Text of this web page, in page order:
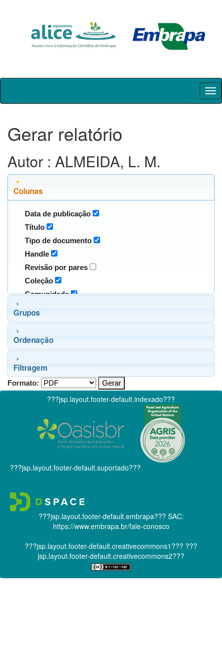
Skip
Gerar relatório
Autor : ALMEIDA, L. M.
Colunas
Data de publicação
Título
Tipo de documento
Handle
Revisão por pares
Coleção
Comunidade
Grupos
Ordenação
Filtragem
Formato:
???jsp.layout.footer-default.indexado???
???jsp.layout.footer-default.suportado???
???jsp.layout.footer-default.embrapa??? SAC:
https://www.embrapa.br/fale-conosco
???jsp.layout.footer-default.creativecommons1??? ???
jsp.layout.footer-default.creativecommons2???